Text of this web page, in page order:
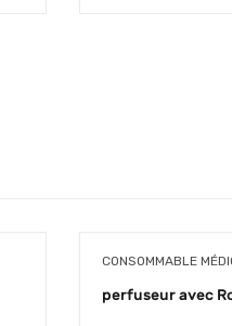
CONSOMMABLE
perfuseur avec